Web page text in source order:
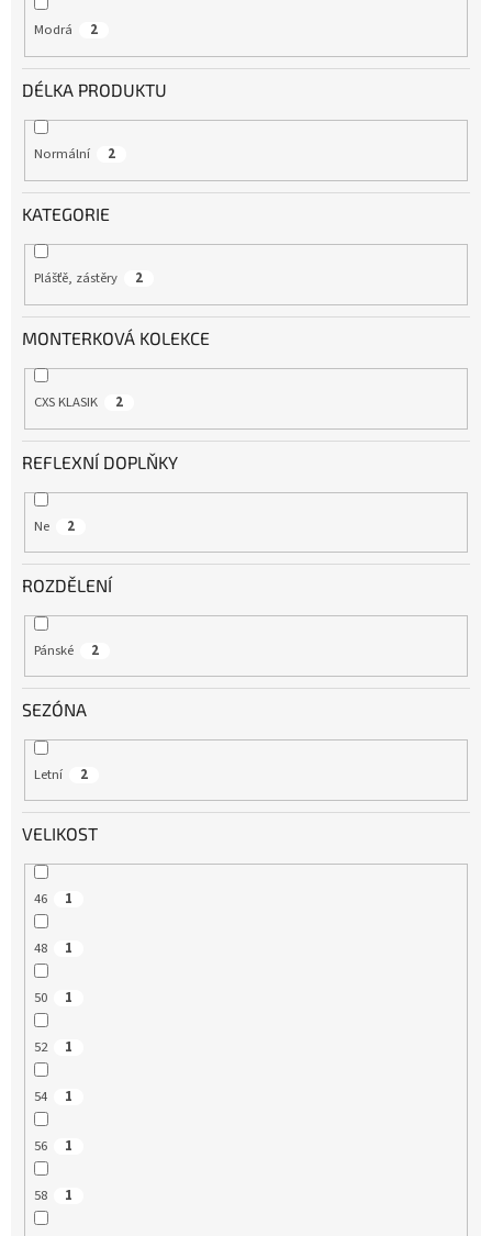
Modrá 2
DÉLKA PRODUKTU
Normální 2
KATEGORIE
Plášťě, zástěry 2
MONTERKOVÁ KOLEKCE
CXS KLASIK 2
REFLEXNÍ DOPLŇKY
Ne 2
ROZDĚLENÍ
Pánské 2
SEZÓNA
Letní 2
VELIKOST
46 1
48 1
50 1
52 1
54 1
56 1
58 1